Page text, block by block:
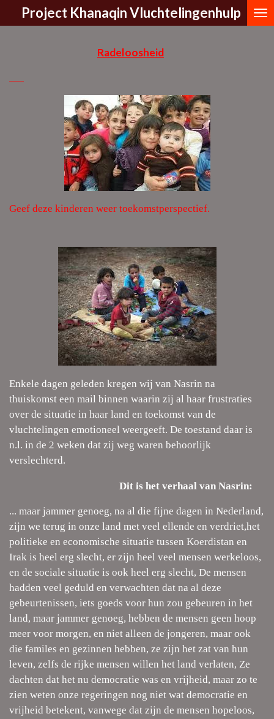
direct
Project Khanaqin Vluchtelingenhulp
Radeloosheid
Geef deze kinderen weer toekomstperspectief.
Enkele dagen geleden kregen wij van Nasrin na
thuiskomst een mail binnen waarin zij al haar frustraties
over de situatie in haar land en toekomst van de
vluchtelingen emotioneel weergeeft. De toestand daar is
n.l. in de 2 weken dat zij weg waren behoorlijk
verslechterd.
Dit is het verhaal van Nasrin:
... maar jammer genoeg, na al die fijne dagen in Nederland,
zijn we terug in onze land met veel ellende en verdriet,het
politieke en economische situatie tussen Koerdistan en
Irak is heel erg slecht, er zijn heel veel mensen werkeloos,
en de sociale situatie is ook heel erg slecht, De mensen
hadden veel geduld en verwachten dat na al deze
gebeurtenissen, iets goeds voor hun zou gebeuren in het
land, maar jammer genoeg, hebben de mensen geen hoop
meer voor morgen, en niet alleen de jongeren, maar ook
die familes en gezinnen hebben, ze zijn het zat van hun
leven, zelfs de rijke mensen willen het land verlaten, Ze
dachten dat het nu democratie was en vrijheid, maar zo te
zien weten onze regeringen nog niet wat democratie en
vrijheid betekent, vanwege dat zijn de mensen hopeloos,